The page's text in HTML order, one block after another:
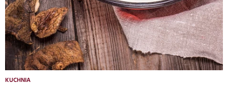
KUCHNIA